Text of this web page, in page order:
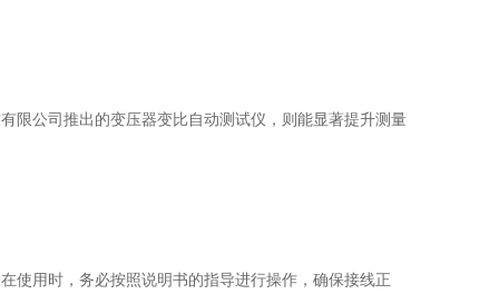
限公司推出的变压器变比自动测试仪，则能显著提升测量
使用时，务必按照说明书的指导进行操作，确保接线正